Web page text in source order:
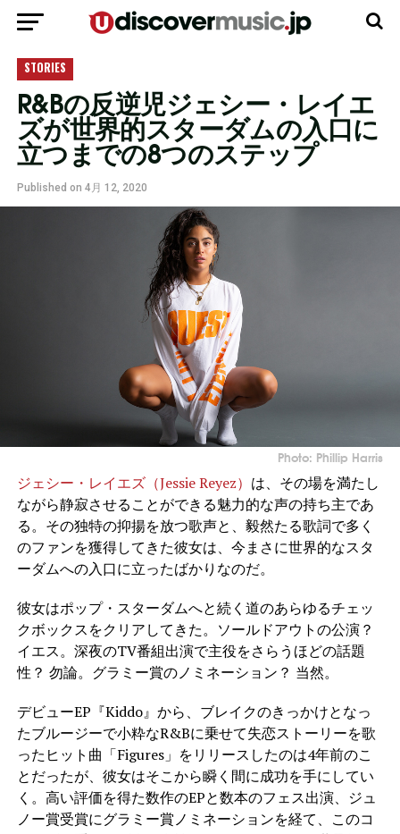
STORIES
R&Bの反逆児ジェシー・レイエ
ズが世界的スターダムの入口に
立つまでの8つのステップ
Published on 4月 12, 2020
Photo: Phillip Harris
ジェシー・レイエズ（Jessie Reyez） は、その場を満たし
ながら静寂させることができる魅力的な声の持ち主であ
る。その独特の抑揚を放つ歌声と、毅然たる歌詞で多く
のファンを獲得してきた彼女は、今まさに世界的なスタ
ーダムへの入口に立ったばかりなのだ。
彼女はポップ・スターダムへと続く道のあらゆるチェッ
クボックスをクリアしてきた。ソールドアウトの公演？
イエス。深夜のTV番組出演で主役をさらうほどの話題
性？ 勿論。グラミー賞のノミネーション？ 当然。
デビューEP『Kiddo』から、ブレイクのきっかけとなっ
たブルージーで小粋なR&Bに乗せて失恋ストーリーを歌
ったヒット曲「Figures」をリリースしたのは4年前のこ
とだったが、彼女はそこから瞬く間に成功を手にしてい
く。高い評価を得た数作のEPと数本のフェス出演、ジュ
ノー賞受賞にグラミー賞ノミネーションを経て、このコ
モバイルバージョンに移動